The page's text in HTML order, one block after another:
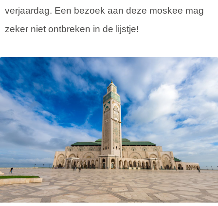
verjaardag. Een bezoek aan deze moskee mag
zeker niet ontbreken in de lijstje!